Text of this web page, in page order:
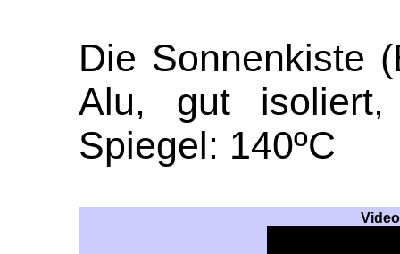
Die Sonnenkiste
Alu, gut isoliert,
Spiegel: 140ºC